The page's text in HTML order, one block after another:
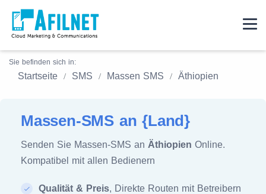
Sie befinden sich in:
Startseite SMS Massen SMS Äthiopien
Massen-SMS an {Land}
Senden Sie Massen-SMS an Äthiopien Online.
Kompatibel mit allen Bedienern
Qualität & Preis, Direkte Routen mit Betreibern